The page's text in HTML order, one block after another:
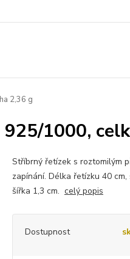
2,36 g
1000,
Stříbrný řetízek s roztomilým
zapínání. Délka řetízku 40
šířka 1,3 cm. celý popis
Dostupnost